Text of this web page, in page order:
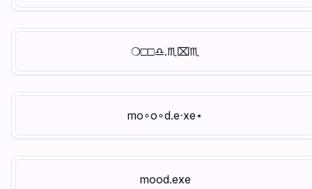
❍︎□︎□︎♎︎.♏︎⌧︎♏︎
mo∘o∘d.e‧xe⋆
mood.exe